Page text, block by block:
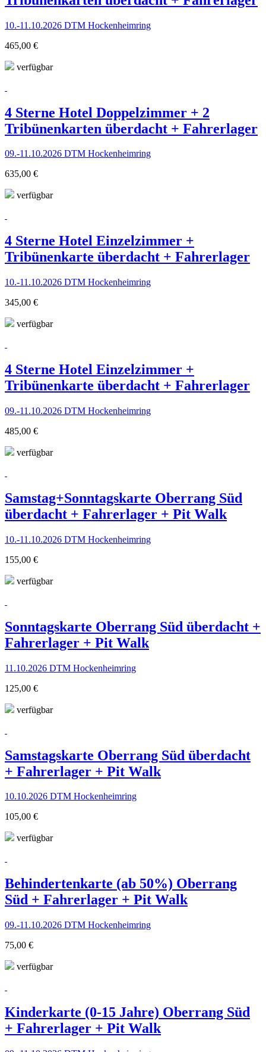
10.-11.10.2026 DTM Hockenheimring
465,00 €
verfügbar
4 Sterne Hotel Doppelzimmer + 2
Tribünenkarten überdacht + Fahrerlager
09.-11.10.2026 DTM Hockenheimring
635,00 €
verfügbar
4 Sterne Hotel Einzelzimmer +
Tribünenkarte überdacht + Fahrerlager
10.-11.10.2026 DTM Hockenheimring
345,00 €
verfügbar
4 Sterne Hotel Einzelzimmer +
Tribünenkarte überdacht + Fahrerlager
09.-11.10.2026 DTM Hockenheimring
485,00 €
verfügbar
Samstag+Sonntagskarte Oberrang Süd
überdacht + Fahrerlager + Pit Walk
10.-11.10.2026 DTM Hockenheimring
155,00 €
verfügbar
Sonntagskarte Oberrang Süd überdacht +
Fahrerlager + Pit Walk
11.10.2026 DTM Hockenheimring
125,00 €
verfügbar
Samstagskarte Oberrang Süd überdacht
+ Fahrerlager + Pit Walk
10.10.2026 DTM Hockenheimring
105,00 €
verfügbar
Behindertenkarte (ab 50%) Oberrang
Süd + Fahrerlager + Pit Walk
09.-11.10.2026 DTM Hockenheimring
75,00 €
verfügbar
Kinderkarte (0-15 Jahre) Oberrang Süd
+ Fahrerlager + Pit Walk